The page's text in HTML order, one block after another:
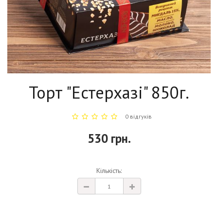
Торт "Естерхазі" 850г.
0 відгуків
530 грн.
Кількість: